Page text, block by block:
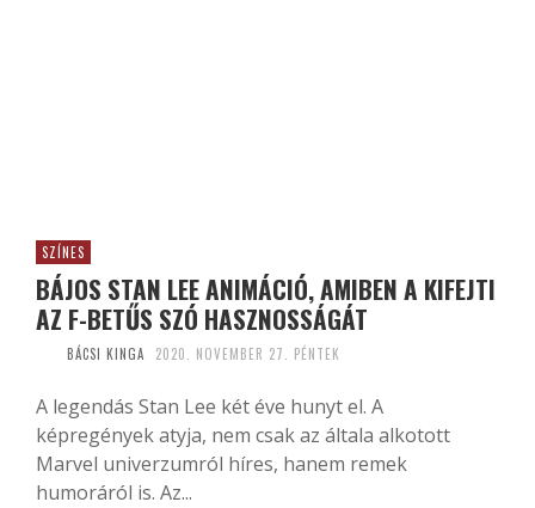
SZÍNES
BÁJOS STAN LEE ANIMÁCIÓ, AMIBEN A KIFEJTI
AZ F-BETŰS SZÓ HASZNOSSÁGÁT
BÁCSI KINGA 2020. NOVEMBER 27. PÉNTEK
A legendás Stan Lee két éve hunyt el. A
képregények atyja, nem csak az általa alkotott
Marvel univerzumról híres, hanem remek
humoráról is. Az...